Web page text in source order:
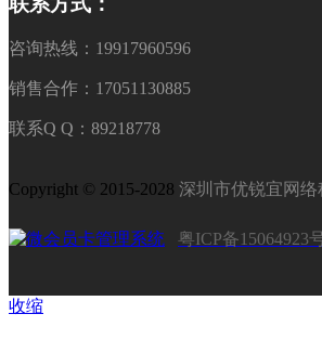
咨询热线：19917960596
销售合作：17051130885
联系Q Q：89218778
Copyright © 2015-2028 深圳市优锐宜网络
粤ICP备15064923
收缩